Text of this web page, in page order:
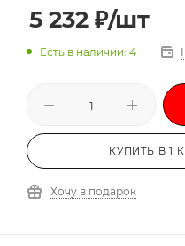
5 232 ₽/шт
Есть в наличии: 4
КУПИТЬ В 1
Хочу в подарок